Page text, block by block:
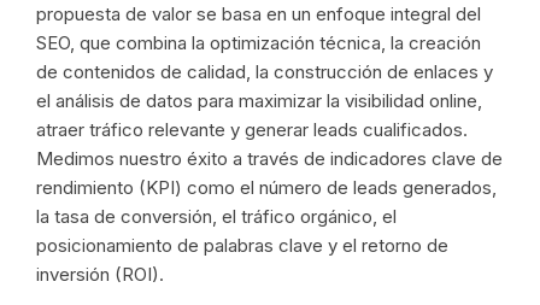
propuesta de valor se basa en un enfoque integral del
SEO, que combina la optimización técnica, la creación
de contenidos de calidad, la construcción de enlaces y
el análisis de datos para maximizar la visibilidad online,
atraer tráfico relevante y generar leads cualificados.
Medimos nuestro éxito a través de indicadores clave de
rendimiento (KPI) como el número de leads generados,
la tasa de conversión, el tráfico orgánico, el
posicionamiento de palabras clave y el retorno de
inversión (ROI).